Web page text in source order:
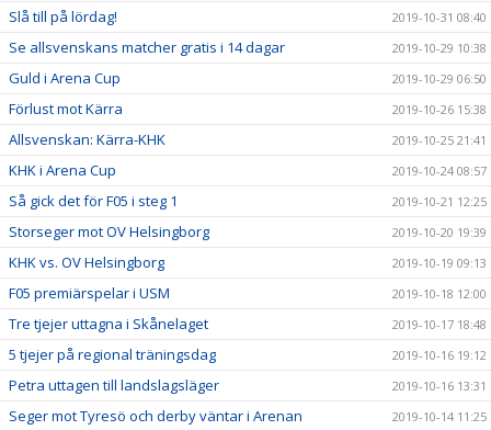
Slå till på lördag! 2019-10-31 08:40
Se allsvenskans matcher gratis i 14 dagar 2019-10-29 10:38
Guld i Arena Cup 2019-10-29 06:50
Förlust mot Kärra 2019-10-26 15:38
Allsvenskan: Kärra-KHK 2019-10-25 21:41
KHK i Arena Cup 2019-10-24 08:57
Så gick det för F05 i steg 1 2019-10-21 12:25
Storseger mot OV Helsingborg 2019-10-20 19:39
KHK vs. OV Helsingborg 2019-10-19 09:13
F05 premiärspelar i USM 2019-10-18 12:00
Tre tjejer uttagna i Skånelaget 2019-10-17 18:48
5 tjejer på regional träningsdag 2019-10-16 19:12
Petra uttagen till landslagsläger 2019-10-16 13:31
Seger mot Tyresö och derby väntar i Arenan 2019-10-14 11:25